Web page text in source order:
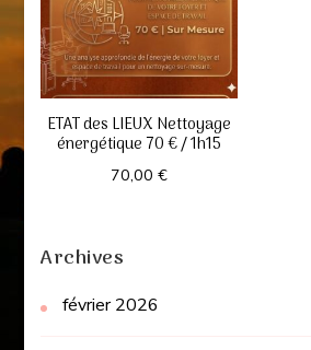
ETAT des LIEUX Nettoyage
énergétique 70 € / 1h15
70,00 €
Archives
février 2026